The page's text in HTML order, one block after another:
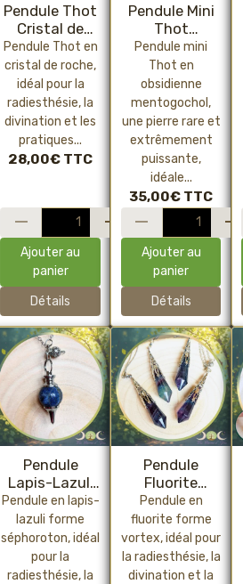
Pendule Thot
Cristal de
Roche –
Radiesthésie,
précision et
sagesse
symbolique
Pendule Thot en
cristal de roche,
idéal pour la
radiesthésie, la
divination et les
pratiques...
28,00€ TTC
Ajouter au
panier
Détails
Pendule Mini
Thot
Obsidienne
Mentogochol
–
Radiesthésie,
protection
extrême et
énergie
intense
Pendule mini
Thot en
obsidienne
mentogochol,
une pierre rare et
extrêmement
puissante,
idéale...
35,00€ TTC
Ajouter au
panier
Détails
Pendule
Lapis-Lazuli
Séphoroton –
Radiesthésie,
clarté
mentale et
intuition
Pendule en lapis-
lazuli forme
séphoroton, idéal
pour la
radiesthésie, la
Pendule
Fluorite
Vortex –
Radiesthésie,
clarté
mentale et
énergie fluide
Pendule en
fluorite forme
vortex, idéal pour
la radiesthésie, la
divination et la